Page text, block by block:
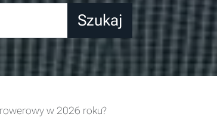
Szukaj
w 2026 roku?